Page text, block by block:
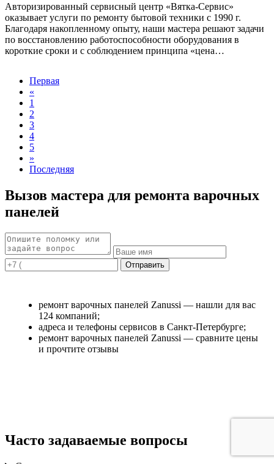
Авторизированный сервисный центр «Вятка-Сервис»
оказывает услуги по ремонту бытовой техники с 1990 г.
Благодаря накопленному опыту, наши мастера решают задачи
по восстановлению работоспособности оборудования в
короткие сроки и с соблюдением принципа «цена…
Первая
«
1
2
3
4
5
»
Последняя
Вызов мастера для ремонта варочных
панелей
ремонт варочных панелей Zanussi — нашли для вас
124 компаний;
адреса и телефоны сервисов в Санкт-Петербурге;
ремонт варочных панелей Zanussi — сравните цены
и прочтите отзывы
Часто задаваемые вопросы